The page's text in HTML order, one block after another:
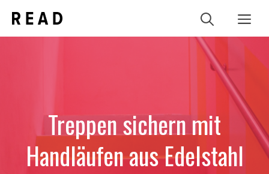
Inhalt
springen
Treppen sichern mit
Handläufen aus Edelstahl